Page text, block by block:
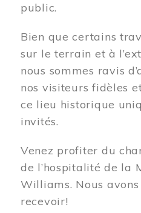
public.
Bien que certains
sur le terrain et à
nous sommes ravis
nos visiteurs fidèles
ce lieu historique
invités.
Venez profiter du
de l’hospitalité de la
Williams. Nous
recevoir!